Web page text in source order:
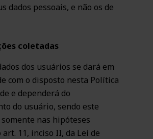
dados pessoais, e não os de
coletadas
dos usuários se dará em
com o disposto nesta Política
e dependerá do
do usuário, sendo este
nas hipóteses
11, inciso II, da Lei de